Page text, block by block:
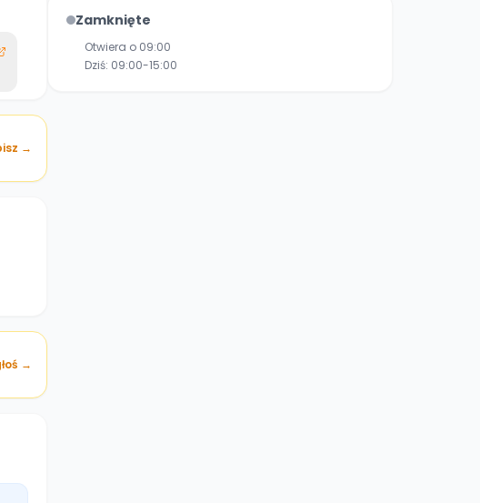
→
→
Zamknięte
Otwiera o 09:00
Dziś: 09:00-15:00